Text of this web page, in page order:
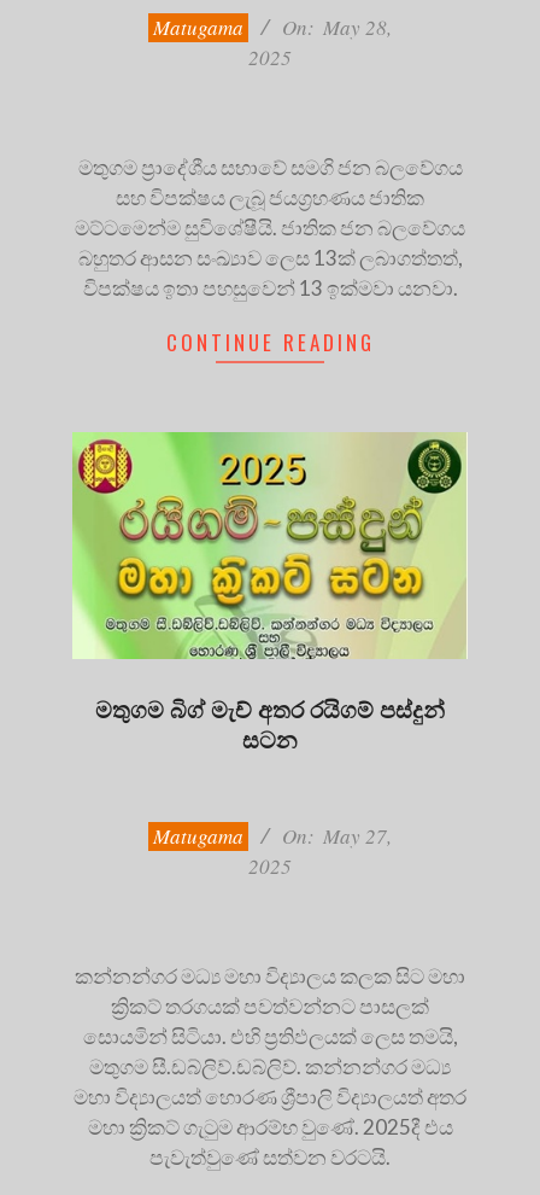
Matugama On: May 28,
2025
මතුගම ප්‍රාදේශීය සභාවේ සමගි ජන බලවේගය
සහ විපක්ෂය ලැබූ ජයග්‍රහණය ජාතික
මට්ටමෙන්ම සුවිශේෂීයි. ජාතික ජන බලවේගය
බහුතර ආසන සංඛ්‍යාව ලෙස 13ක් ලබාගත්තත්,
විපක්ෂය ඉතා පහසුවෙන් 13 ඉක්මවා යනවා.
CONTINUE READING
මතුගම බිග් මැච් අතර රයිගම් පස්දුන්
සටන
Matugama On: May 27,
2025
කන්නන්ගර මධ්‍ය මහා විද්‍යාලය කලක සිට මහා
ක්‍රිකට් තරගයක් පවත්වන්නට පාසලක්
සොයමින් සිටියා. එහි ප්‍රතිඵලයක් ලෙස තමයි,
මතුගම සී.ඩබ්ලිව්.ඩබ්ලිව්. කන්නන්ගර මධ්‍ය
මහා විද්‍යාලයත් හොරණ ශ්‍රීපාලි විද්‍යාලයත් අතර
මහා ක්‍රිකට් ගැටුම ආරම්භ වුණේ. 2025දී එය
පැවැත්වුණේ සත්වන වරටයි.